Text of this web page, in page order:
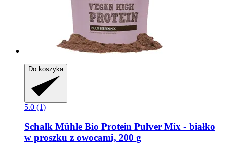
Do koszyka
5.0 (1)
Schalk Mühle Bio Protein Pulver Mix -​ białko
w proszku z owocami, 200 g